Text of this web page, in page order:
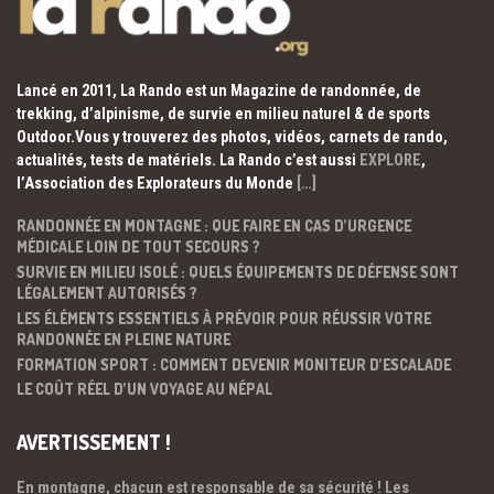
Lancé en 2011, La Rando est un Magazine de randonnée, de
trekking, d’alpinisme, de survie en milieu naturel & de sports
Outdoor.Vous y trouverez des photos, vidéos, carnets de rando,
actualités, tests de matériels. La Rando c’est aussi EXPLORE,
l’Association des Explorateurs du Monde […]
RANDONNÉE EN MONTAGNE : QUE FAIRE EN CAS D’URGENCE
MÉDICALE LOIN DE TOUT SECOURS ?
SURVIE EN MILIEU ISOLÉ : QUELS ÉQUIPEMENTS DE DÉFENSE SONT
LÉGALEMENT AUTORISÉS ?
LES ÉLÉMENTS ESSENTIELS À PRÉVOIR POUR RÉUSSIR VOTRE
RANDONNÉE EN PLEINE NATURE
FORMATION SPORT : COMMENT DEVENIR MONITEUR D’ESCALADE
LE COÛT RÉEL D’UN VOYAGE AU NÉPAL
AVERTISSEMENT !
En montagne, chacun est responsable de sa sécurité ! Les